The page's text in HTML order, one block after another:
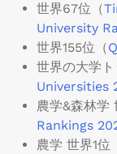
世界67位（
University
世界155位（
世界の大学
Universities
農学&森林学
Rankings
農学 世界1位